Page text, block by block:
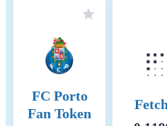
FC Porto
Fan Token